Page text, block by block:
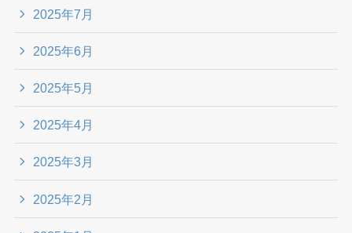
2025年7月
2025年6月
2025年5月
2025年4月
2025年3月
2025年2月